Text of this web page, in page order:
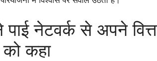
पाई नेटवर्क से अपने
कहा